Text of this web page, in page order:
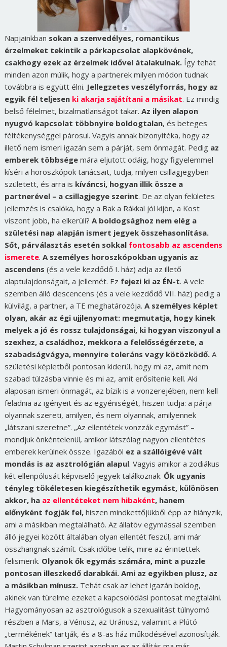
Napjainkban sokan a szenvedélyes, romantikus
érzelmeket tekintik a párkapcsolat alapkövének,
csakhogy ezek az érzelmek idővel átalakulnak.Így tehát
minden azon múlik, hogy a partnerek milyen módon tudnak
továbbra is együtt élni. Jellegzetes veszélyforrás, hogy az
egyik fél teljesen ki akarja sajátítani a másikat. Ez mindig
belső félelmet, bizalmatlanságot takar. Az ilyen alapon
nyugvó kapcsolat többnyire boldogtalan, és beteges
féltékenységgel párosul. Vagyis annak bizonyítéka, hogy az
illető nem ismeri igazán sem a párját, sem önmagát. Pedig az
emberek többségemára eljutott odáig, hogy figyelemmel
kíséri a horoszkópok tanácsait, tudja, milyen csillagjegyben
született, és arra is kíváncsi, hogyan illik össze a
partnerével – a csillagjegye szerint. De az olyan felületes
jellemzés is csalóka, hogy a Bak a Rákkal jól kijön, a Kost
viszont jobb, ha elkerüli? A boldogsághoz nem elég a
születési nap alapján ismert jegyek összehasonlítása.
Sőt, párválasztás esetén sokkal fontosabb az ascendens
ismerete. A személyes horoszkópokban ugyanis az
ascendens (és a vele kezdődő I. ház) adja az illető
alaptulajdonságait, a jellemét. Ez fejezi ki az ÉN-t. A vele
szemben álló descencens (és a vele kezdődő VII. ház) pedig a
külvilág, a partner, a TE meghatározója. A személyes képlet
olyan, akár az égi ujjlenyomat: megmutatja, hogy kinek
melyek a jó és rossz tulajdonságai, ki hogyan viszonyul a
szexhez, a családhoz, mekkora a felelősségérzete, a
szabadságvágya, mennyire toleráns vagy kötözködő.A
születési képletből pontosan kiderül, hogy mi az, amit nem
szabad túlzásba vinnie és mi az, amit erősítenie kell. Aki
alaposan ismeri önmagát, az bízik is a vonzerejében, nem kell
feladnia az igényeit és az egyéniségét, hiszen tudja: a párja
olyannak szereti, amilyen, és nem olyannak, amilyennek
„látszani szeretne”. „Az ellentétek vonzzák egymást”–
mondjuk önkéntelenül, amikor látszólag nagyon ellentétes
emberek kerülnek össze. Igazából ez a szállóigévé vált
mondás is az asztrológián alapul. Vagyis amikor a zodiákus
két ellenpólusát képviselő jegyek találkoznak. Ők ugyanis
tényleg tökéletesen kiegészíthetik egymást, különösen
akkor, ha az ellentéteket nem hibaként, hanem
előnyként fogják fel,hiszen mindkettőjükből épp az hiányzik,
ami a másikban megtalálható. Az állatöv egymással szemben
álló jegyei között általában olyan ellentét feszül, ami már
összhangnak számít. Csak időbe telik, mire az érintettek
felismerik. Olyanok ők egymás számára, mint a puzzle
pontosan illeszkedő darabkái. Ami az egyikben plusz, az
a másikban mínusz.Tehát csak az lehet igazán boldog,
akinek van türelme ezeket a kapcsolódási pontosat megtalálni.
Hagyományosan az asztrológusok a szexualitást túlnyomó
részben a Mars, a Vénusz, az Uránusz, valamint a Plútó
„termékének” tartják, és a 8-as ház működésével azonosítják.